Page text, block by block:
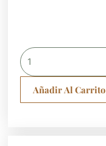
Parches
De
Añadir Al Carrito